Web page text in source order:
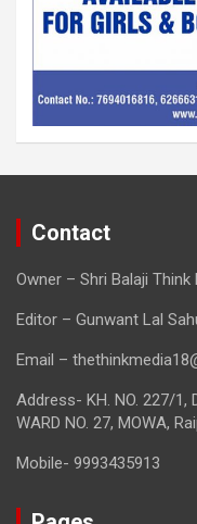
Contact
Owner – Shri Balaji
Editor – Gunwant Lal
Email –
Address- KH. NO. 227/1,
WARD NO. 27, MOWA,
Mobile- 9993435913